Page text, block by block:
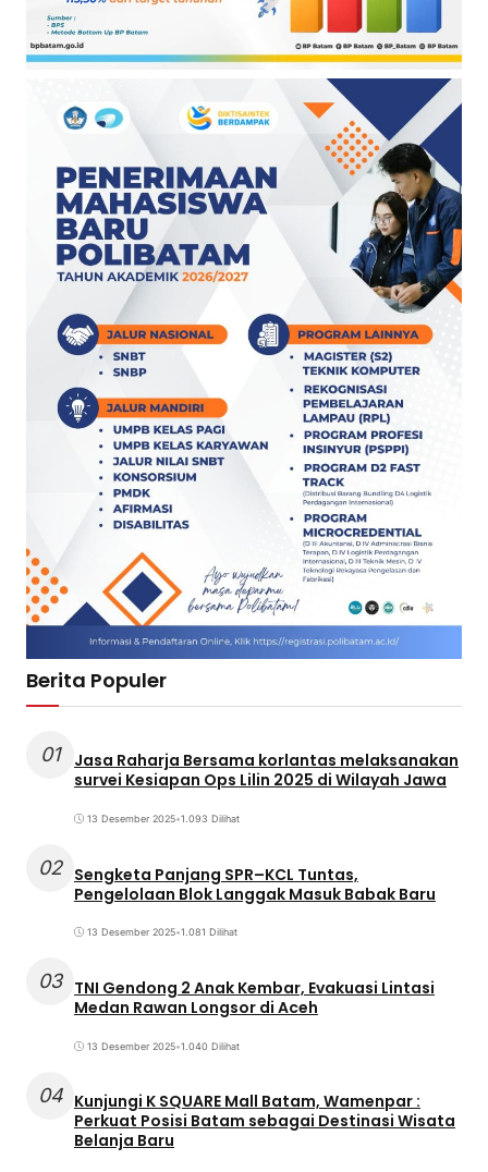
Berita Populer
01
Jasa Raharja Bersama korlantas melaksanakan
survei Kesiapan Ops Lilin 2025 di Wilayah Jawa
13 Desember 2025•1.093 Dilihat
02 Sengketa Panjang SPR–KCL Tuntas,
Pengelolaan Blok Langgak Masuk Babak Baru
13 Desember 2025•1.081 Dilihat
03 TNI Gendong 2 Anak Kembar, Evakuasi Lintasi
Medan Rawan Longsor di Aceh
13 Desember 2025•1.040 Dilihat
04 Kunjungi K SQUARE Mall Batam, Wamenpar :
Perkuat Posisi Batam sebagai Destinasi Wisata
Belanja Baru